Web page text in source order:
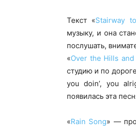
Текст «Stairway
музыку, и она
послушать,
«Over the Hills and
студию и по
you doin’, you
появилась эта
«Rain Song» —